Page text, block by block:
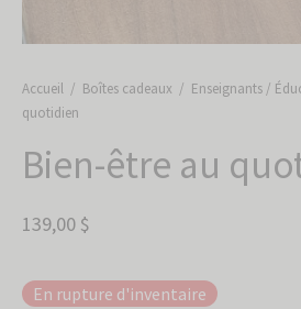
Accueil / Boîtes cadeaux / Enseignants /
quotidien
Bien-être au
139,00 $
En rupture d'inventaire
et brunch
et bain
et ados
gourmet
corporels
rétablissement